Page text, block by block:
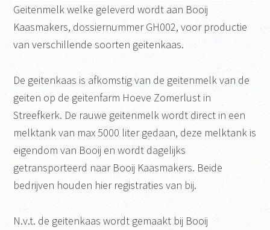
Geitenmelk welke geleverd wordt aan Booij
Kaasmakers, dossiernummer GH002, voor productie
van verschillende soorten geitenkaas.
De geitenkaas is afkomstig van de geitenmelk van de
geiten op de geitenfarm Hoeve Zomerlust in
Streefkerk. De rauwe geitenmelk wordt direct in een
melktank van max 5000 liter gedaan, deze melktank is
eigendom van Booij en wordt dagelijks
getransporteerd naar Booij Kaasmakers. Beide
bedrijven houden hier registraties van bij.
N.v.t. de geitenkaas wordt gemaakt bij Booij